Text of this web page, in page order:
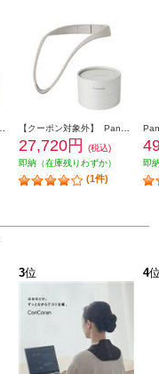
27,720円
(税込)
即納（在庫残りわずか）
(1件)
即
3位 4